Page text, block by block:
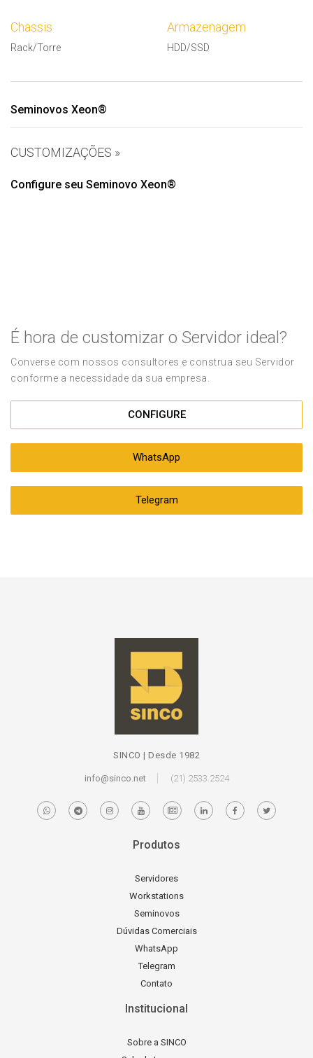
Chassis
Rack/Torre
Armazenagem
HDD/SSD
Seminovos Xeon®
CUSTOMIZAÇÕES »
Configure seu Seminovo Xeon®
É hora de customizar o Servidor ideal?
Converse com nossos consultores e construa seu Servidor
conforme a necessidade da sua empresa.
CONFIGURE
WhatsApp
Telegram
SINCO | Desde 1982
info@sinco.net (21) 2533.2524
Produtos
Servidores
Workstations
Seminovos
Dúvidas Comerciais
WhatsApp
Telegram
Contato
Institucional
Sobre a SINCO